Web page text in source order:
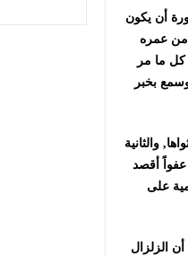
أن يكون
من عمره
ما مر
بخبر
والثانية
أقصد
على
الزلزال